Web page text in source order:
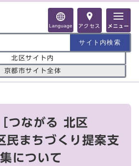
Language アクセス メニュー
北区サイト内
京都市サイト全体
つながる 北区
民まちづくり提案支
について